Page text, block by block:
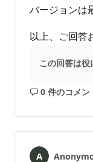
バージョンは
以上、ご回答
この回答は
0 件のコメン
コ
ト